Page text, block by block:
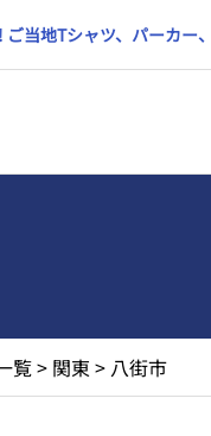
ご当地Tシャツ、パーカ
覧> 関東 > 八街市